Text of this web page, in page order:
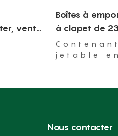
vente
Boîtes à
à clapet de
po) à 3
jetable
Nous contacter